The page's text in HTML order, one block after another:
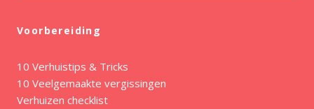
Voorbereiding
10 Verhuistips & Tricks
10 Veelgemaakte vergissingen
Verhuizen checklist